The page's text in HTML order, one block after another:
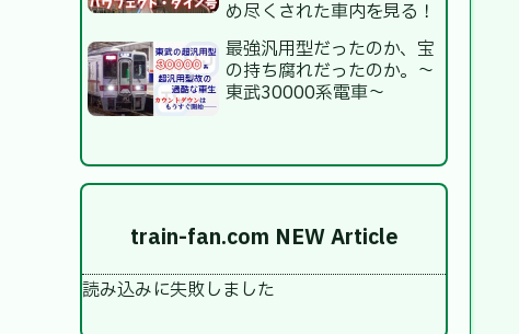
め尽くされた車内を見る！
最強汎用型だったのか、宝
の持ち腐れだったのか。～
東武30000系電車～
train-fan.com NEW Article
読み込みに失敗しました